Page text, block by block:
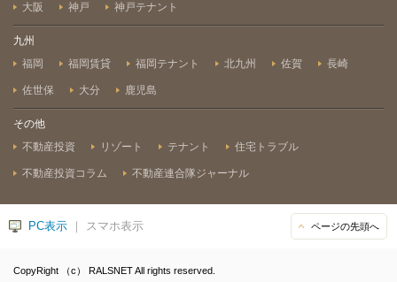
大阪
神戸 神戸テナント
九州
福岡
福岡賃貸 福岡テナント 北九州 佐賀 長崎
佐世保 大分 鹿児島
その他
不動産投資
リゾート テナント 住宅トラブル
不動産投資コラム 不動産連合隊ジャーナル
PC表示 ｜ スマホ表示 ページの先頭へ
CopyRight （c） RALSNET All rights reserved.